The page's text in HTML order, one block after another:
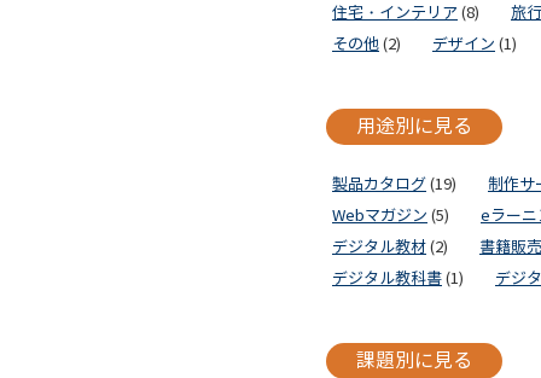
住宅・インテリア (8)
旅
その他 (2) デザイン (1)
用途別に見る
製品カタログ (19)
制作サ
Webマガジン (5)
eラーニ
デジタル教材 (2)
書籍販売
デジタル教科書 (1) デジ
課題別に見る